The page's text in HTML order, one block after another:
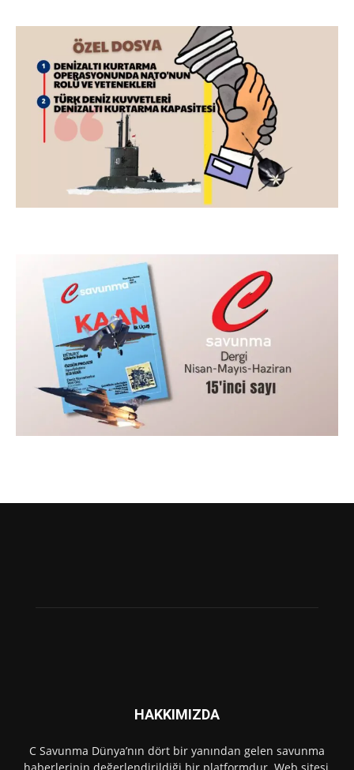
HAKKIMIZDA
C Savunma Dünya’nın dört bir yanından gelen savunma